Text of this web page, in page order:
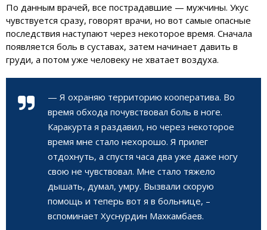
По данным врачей, все пострадавшие — мужчины. Укус
чувствуется сразу, говорят врачи, но вот самые опасные
последствия наступают через некоторое время. Сначала
появляется боль в суставах, затем начинает давить в
груди, а потом уже человеку не хватает воздуха.
— Я охраняю территорию кооператива. Во
время обхода почувствовал боль в ноге.
Каракурта я раздавил, но через некоторое
время мне стало нехорошо. Я прилег
отдохнуть, а спустя часа два уже даже ногу
свою не чувствовал. Мне стало тяжело
дышать, думал, умру. Вызвали скорую
помощь и теперь вот я в больнице, –
вспоминает Хуснурдин Махкамбаев.